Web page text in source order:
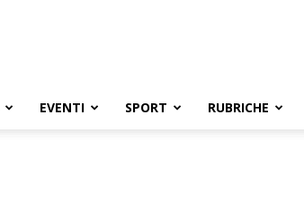
EVENTI SPORT RUBRICHE